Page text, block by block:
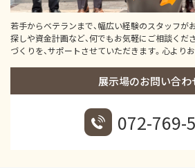
若手からベテランまで、幅広い経験のスタッフが
探しや資金計画など、何でもお気軽にご相談くだ
づくりを、サポートさせていただきます。心より
展示場のお問い合わ
072-769-